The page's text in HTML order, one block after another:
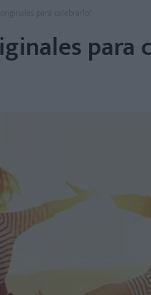
para celebrarlo!
para